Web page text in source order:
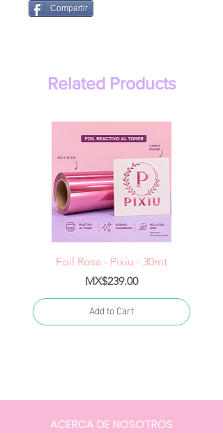
Compartir
Related Products
Foil Rosa - Pixiu - 30mt
Price
MX$239.00
Add to Cart
ACERCA DE NOSOTROS